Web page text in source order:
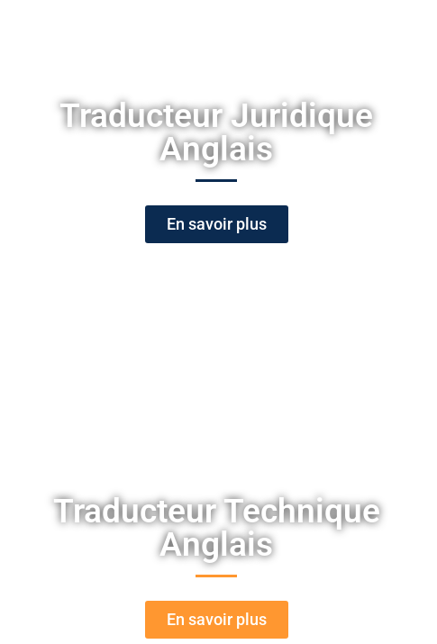
Traducteur Juridique
Anglais
En savoir plus
Traducteur Technique
Anglais
En savoir plus